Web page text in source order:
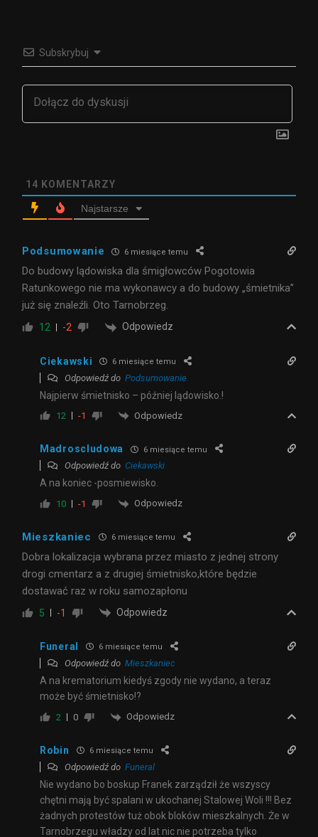
Subskrybuj
14 KOMENTARZY
Najstarsze
Podsumowanie 6 miesiące temu
Do budowy lądowiska dla śmigłowców Pogotowia
Ratunkowego nie ma wykonawcy a do budowy „śmietnika”
już się znaleźli. Oto Tarnobrzeg.
12 -2 Odpowiedz
Ciekawski 6 miesiące temu
Odpowiedź do Podsumowanie
Najpierw śmietnisko – później lądowisko.!
12 -1 Odpowiedz
Madroscludowa 6 miesiące temu
Odpowiedź do Ciekawski
A na koniec -posmiewisko.
10 -1 Odpowiedz
Mieszkaniec 6 miesiące temu
Dobra lokalizacja wybrana przez miasto z jednej strony
drogi cmentarz a z drugiej śmietnisko,które będzie
dostawać raz w roku samozapłonu
5 -1 Odpowiedz
Funeral 6 miesiące temu
Odpowiedź do Mieszkaniec
A na krematorium kiedyś zgody nie wydano, a teraz
może być śmietnisko!?
2 0 Odpowiedz
Robin 6 miesiące temu
Odpowiedź do Funeral
Nie wydano bo boskup Franek zarządził że wszyscy
chętni mają być spalani w ukochanej Stalowej Woli !!! Bez
żadnych protestów tuż obok bloków mieszkalnych. Że w
Tarnobrzegu władzy od lat nic nie potrzeba tylko